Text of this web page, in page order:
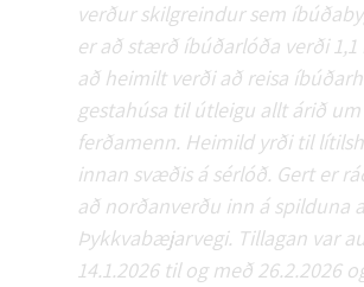
verður skilgreindur sem
er að stærð íbúðarlóða verði
að heimilt verði að reisa
gestahúsa til útleigu allt árið
ferðamenn. Heimild yrði til
innan svæðis á sérlóð. Gert er
að norðanverðu inn á spilduna
Þykkvabæjarvegi. Tillagan var
14.1.2026 til og með 26.2.2026